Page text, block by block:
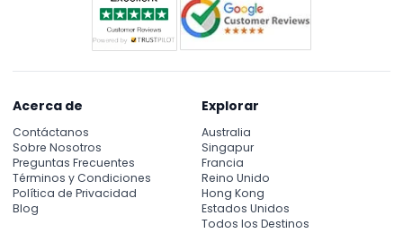
Acerca de
Contáctanos
Sobre Nosotros
Preguntas Frecuentes
Términos y Condiciones
Política de Privacidad
Blog
Explorar
Australia
Singapur
Francia
Reino Unido
Hong Kong
Estados Unidos
Todos los Destinos